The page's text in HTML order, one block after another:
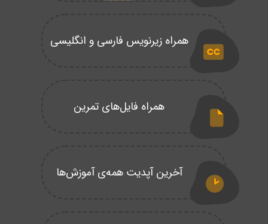
همراه زیرنویس فارسی و انگلیسی
همراه فایل‌های تمرین
آخرین آپدیت همه‌ی آموزش‌ها